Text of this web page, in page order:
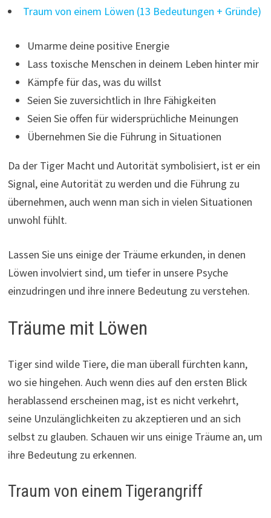
Traum von einem Löwen (13 Bedeutungen + Gründe)
Umarme deine positive Energie
Lass toxische Menschen in deinem Leben hinter mir
Kämpfe für das, was du willst
Seien Sie zuversichtlich in Ihre Fähigkeiten
Seien Sie offen für widersprüchliche Meinungen
Übernehmen Sie die Führung in Situationen
Da der Tiger Macht und Autorität symbolisiert, ist er ein
Signal, eine Autorität zu werden und die Führung zu
übernehmen, auch wenn man sich in vielen Situationen
unwohl fühlt.
Lassen Sie uns einige der Träume erkunden, in denen
Löwen involviert sind, um tiefer in unsere Psyche
einzudringen und ihre innere Bedeutung zu verstehen.
Träume mit Löwen
Tiger sind wilde Tiere, die man überall fürchten kann,
wo sie hingehen. Auch wenn dies auf den ersten Blick
herablassend erscheinen mag, ist es nicht verkehrt,
seine Unzulänglichkeiten zu akzeptieren und an sich
selbst zu glauben. Schauen wir uns einige Träume an, um
ihre Bedeutung zu erkennen.
Traum von einem Tigerangriff